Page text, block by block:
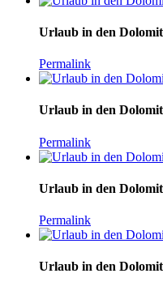
Urlaub in den
Permalink
Urlaub in den
Permalink
Urlaub in den
Permalink
Urlaub in den